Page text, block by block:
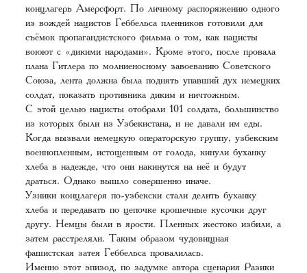
концлагерь Амерсфорт. По личному распоряжению одного
из вождей нацистов Геббельса пленников готовили для
съёмок пропагандистского фильма о том, как нацисты
воюют с «дикими народами». Кроме этого, после провала
плана Гитлера по молниеносному завоеванию Советского
Союза, лента должна была поднять упавший дух немецких
солдат, показать противника диким и ничтожным.
С этой целью нацисты отобрали 101 солдата, большинство
из которых были из Узбекистана, и не давали им еды.
Когда вызвали немецкую операторскую группу, узбекским
военнопленным, истощенным от голода, кинули буханку
хлеба в надежде, что они накинутся на неё и будут
драться. Однако вышло совершенно иначе.
Узники концлагеря по-узбекски стали делить буханку
хлеба и передавать по цепочке крошечные кусочки друг
другу. Немцы были в ярости. Пленных жестоко избили, а
затем расстреляли. Таким образом чудовищная
фашистская затея Геббельса провалилась.
Именно этот эпизод, по задумке автора сценария Разики